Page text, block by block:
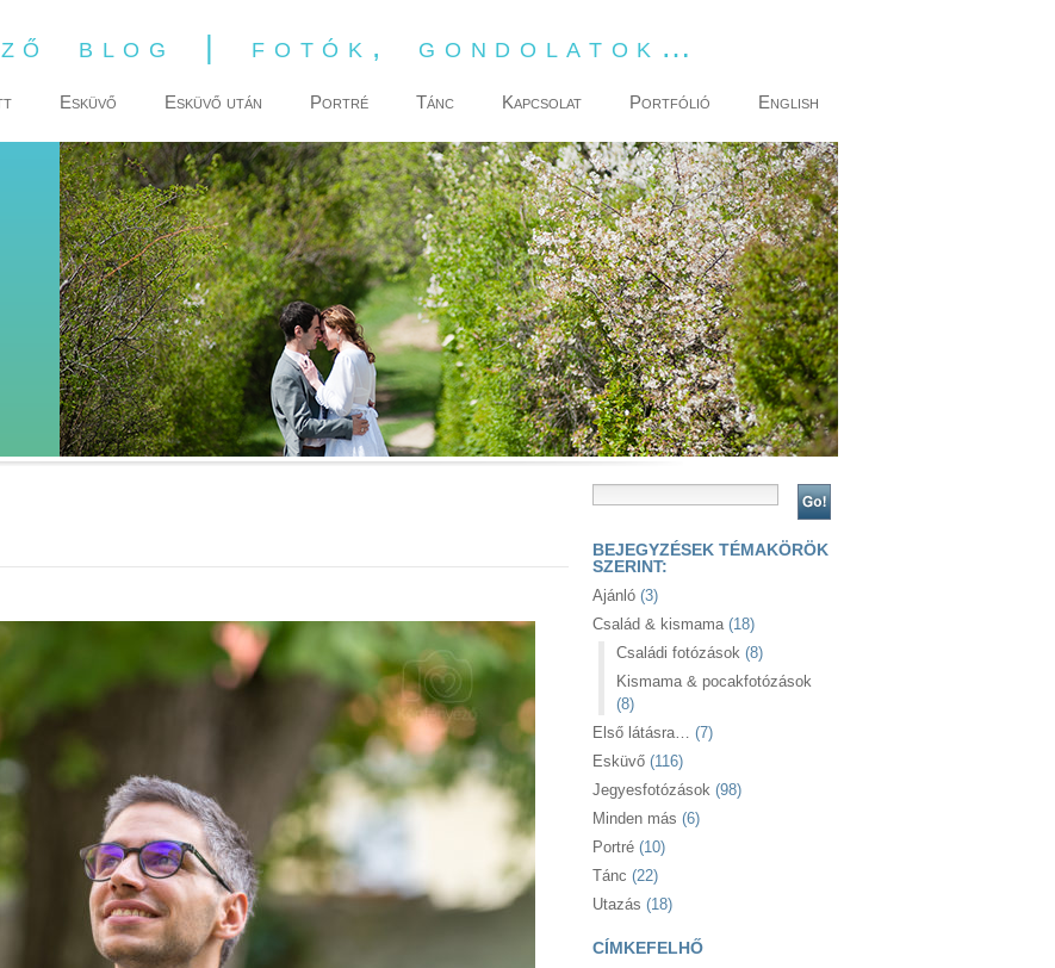
blog | fotók, gondolatok…
Esküvő Esküvő után Portré Tánc Kapcsolat Portfólió English
BEJEGYZÉSEK TÉMAKÖRÖK
SZERINT:
Ajánló (3)
Család & kismama(18)
Családi fotózások (8)
Kismama & pocakfotózások
(8)
Első látásra… (7)
Esküvő (116)
Jegyesfotózások (98)
Minden más (6)
Portré (10)
Tánc (22)
Utazás (18)
CÍMKEFELHŐ